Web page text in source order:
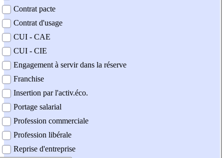
Contrat pacte
Contrat d'usage
CUI - CAE
CUI - CIE
Engagement à servir dans la réserve
Franchise
Insertion par l'activ.éco.
Portage salarial
Profession commerciale
Profession libérale
Reprise d'entreprise